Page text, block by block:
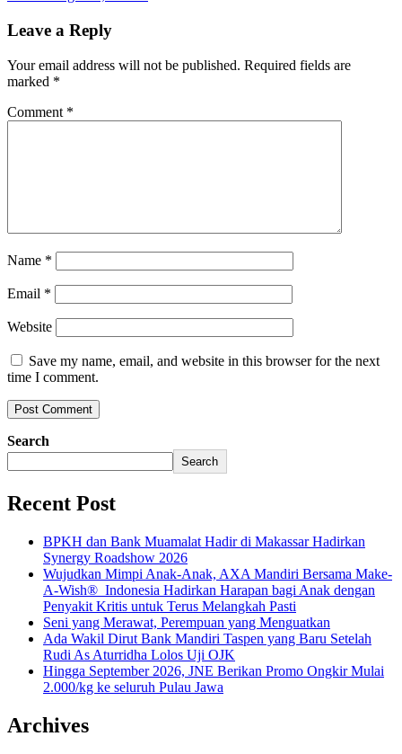
Leave a Reply
Your email address will not be published. Required fields are
marked *
Comment *
Name *
Email *
Website
Save my name, email, and website in this browser for the next
time I comment.
Search
Search
Recent Post
BPKH dan Bank Muamalat Hadir di Makassar Hadirkan
Synergy Roadshow 2026
Wujudkan Mimpi Anak-Anak, AXA Mandiri Bersama Make-
A-Wish® Indonesia Hadirkan Harapan bagi Anak dengan
Penyakit Kritis untuk Terus Melangkah Pasti
Seni yang Merawat, Perempuan yang Menguatkan
Ada Wakil Dirut Bank Mandiri Taspen yang Baru Setelah
Rudi As Aturridha Lolos Uji OJK
Hingga September 2026, JNE Berikan Promo Ongkir Mulai
2.000/kg ke seluruh Pulau Jawa
Archives